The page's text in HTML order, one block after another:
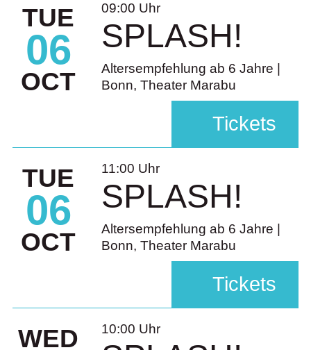
TUE
06
OCT
09:00 Uhr
SPLASH!
Altersempfehlung ab 6 Jahre |
Bonn, Theater Marabu
Tickets
TUE
06
OCT
11:00 Uhr
SPLASH!
Altersempfehlung ab 6 Jahre |
Bonn, Theater Marabu
Tickets
WED 10:00 Uhr